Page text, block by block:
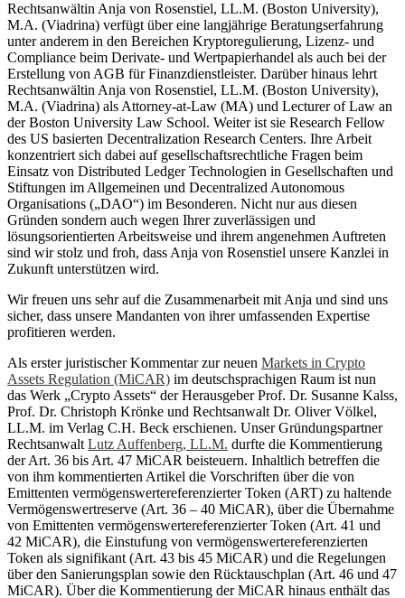
Rechtsanwältin Anja von Rosenstiel, LL.M. (Boston University),
M.A. (Viadrina) verfügt über eine langjährige Beratungserfahrung
unter anderem in den Bereichen Kryptoregulierung, Lizenz- und
Compliance beim Derivate- und Wertpapierhandel als auch bei der
Erstellung von AGB für Finanzdienstleister. Darüber hinaus lehrt
Rechtsanwältin Anja von Rosenstiel, LL.M. (Boston University),
M.A. (Viadrina) als Attorney-at-Law (MA) und Lecturer of Law an
der Boston University Law School. Weiter ist sie Research Fellow
des US basierten Decentralization Research Centers. Ihre Arbeit
konzentriert sich dabei auf gesellschaftsrechtliche Fragen beim
Einsatz von Distributed Ledger Technologien in Gesellschaften und
Stiftungen im Allgemeinen und Decentralized Autonomous
Organisations („DAO“) im Besonderen. Nicht nur aus diesen
Gründen sondern auch wegen Ihrer zuverlässigen und
lösungsorientierten Arbeitsweise und ihrem angenehmen Auftreten
sind wir stolz und froh, dass Anja von Rosenstiel unsere Kanzlei in
Zukunft unterstützen wird.
Wir freuen uns sehr auf die Zusammenarbeit mit Anja und sind uns
sicher, dass unsere Mandanten von ihrer umfassenden Expertise
profitieren werden.
Als erster juristischer Kommentar zur neuen Markets in Crypto
Assets Regulation (MiCAR) im deutschsprachigen Raum ist nun
das Werk „Crypto Assets“ der Herausgeber Prof. Dr. Susanne Kalss,
Prof. Dr. Christoph Krönke und Rechtsanwalt Dr. Oliver Völkel,
LL.M. im Verlag C.H. Beck erschienen. Unser Gründungspartner
RechtsanwaltLutz Auffenberg, LL.M. durfte die Kommentierung
der Art. 36 bis Art. 47 MiCAR beisteuern. Inhaltlich betreffen die
von ihm kommentierten Artikel die Vorschriften über die von
Emittenten vermögenswertereferenzierter Token (ART) zu haltende
Vermögenswertreserve (Art. 36 – 40 MiCAR), über die Übernahme
von Emittenten vermögenswertereferenzierter Token (Art. 41 und
42 MiCAR), die Einstufung von vermögenswertereferenzierten
Token als signifikant (Art. 43 bis 45 MiCAR) und die Regelungen
über den Sanierungsplan sowie den Rücktauschplan (Art. 46 und 47
MiCAR). Über die Kommentierung der MiCAR hinaus enthält das